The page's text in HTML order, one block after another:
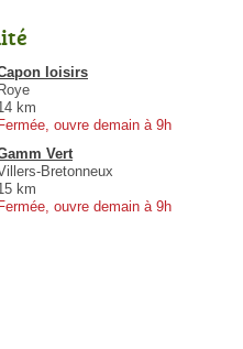
loisirs
Roye
km
Fermée, ouvre demain à 9h
Vert
Bretonneux
km
Fermée, ouvre demain à 9h